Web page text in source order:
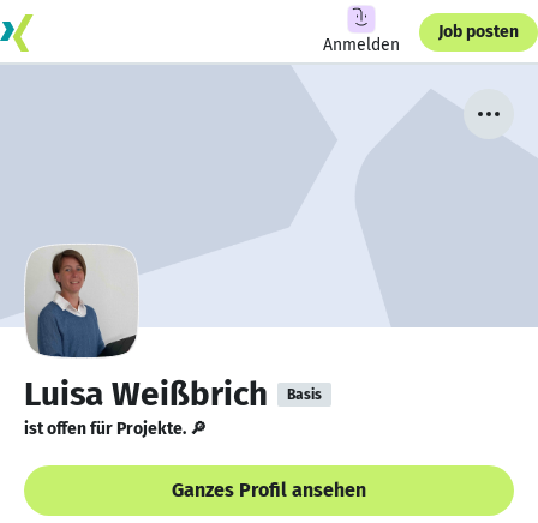
Anmelden
Job posten
Luisa Weißbrich Basis
ist offen für Projekte. 🔎
Ganzes Profil ansehen